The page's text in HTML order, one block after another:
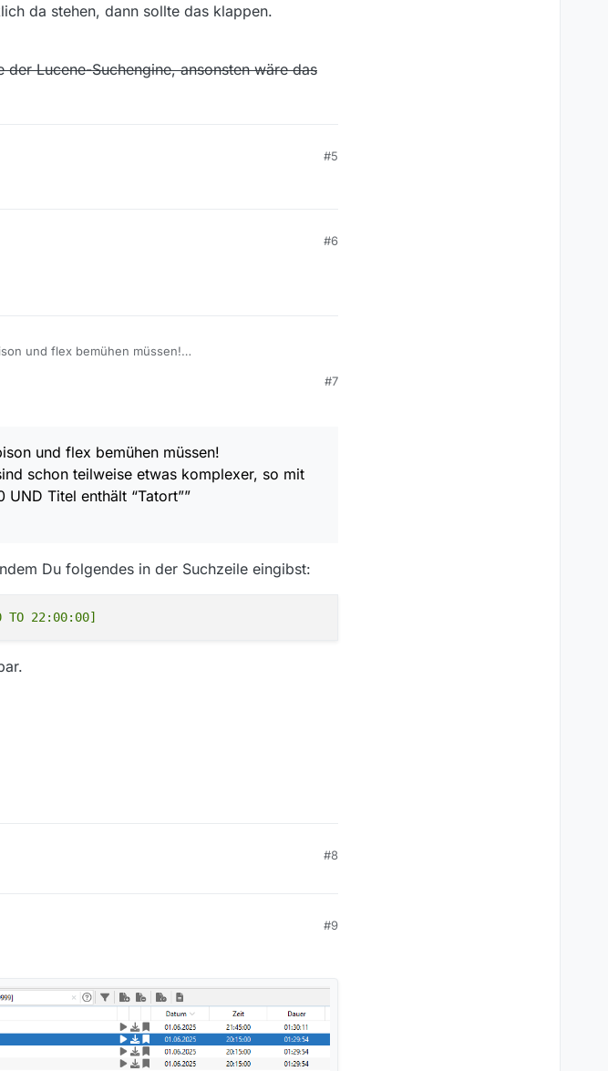
da stehen, dann sollte das klappen.
Lucene-Suchengine, ansonsten wäre das
#5
#6
und flex bemühen müssen!
“Tatort””
#7
und flex bemühen müssen!
schon teilweise etwas komplexer, so mit
Titel enthält “Tatort””
Du folgendes in der Suchzeile eingibst:
22:00:00]
#8
#9